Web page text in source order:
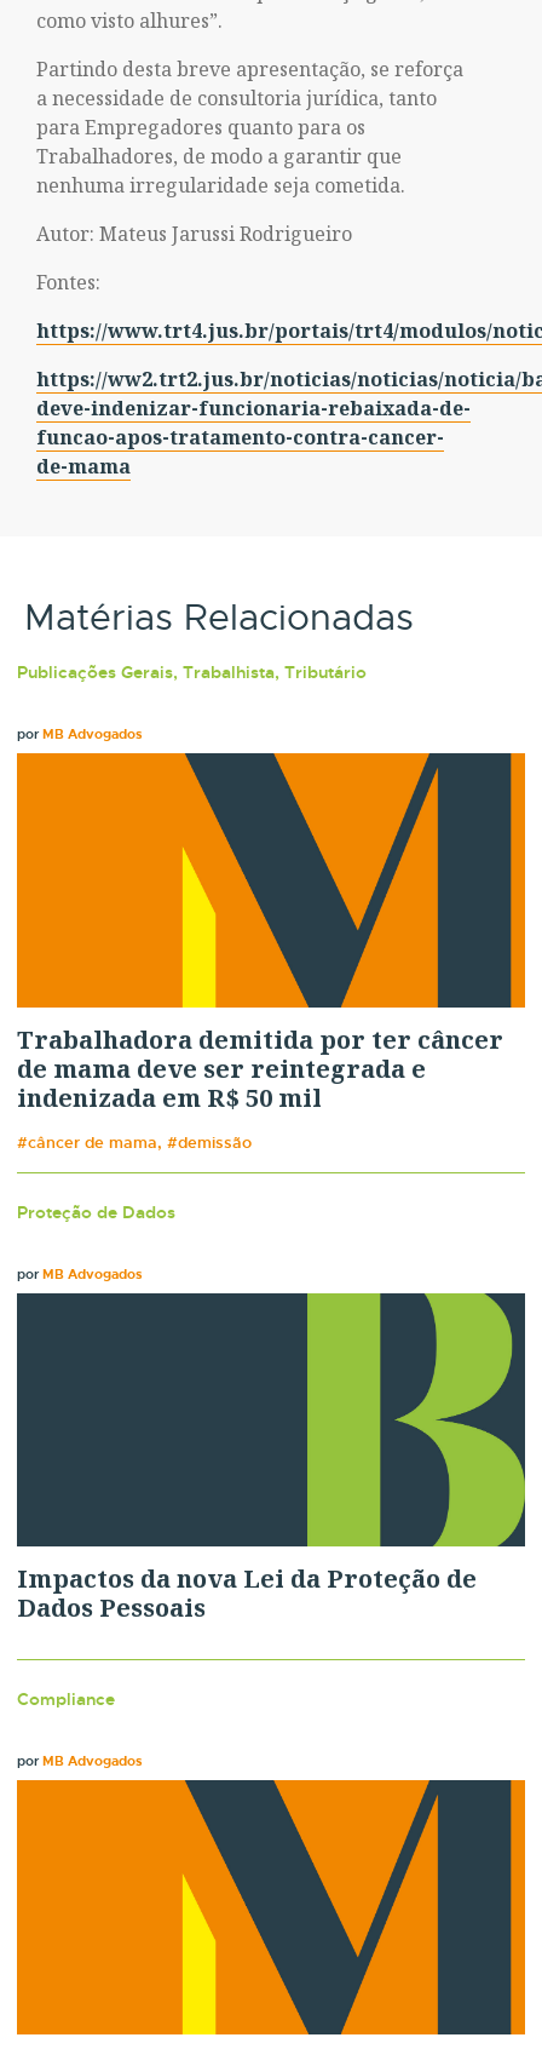
como visto alhures”.
Partindo desta breve apresentação, se reforça
a necessidade de consultoria jurídica, tanto
para Empregadores quanto para os
Trabalhadores, de modo a garantir que
nenhuma irregularidade seja cometida.
Autor: Mateus Jarussi Rodrigueiro
Fontes:
https://www.trt4.jus.br/portais/trt4/modulos/
https://ww2.trt2.jus.br/noticias/noticias/noticia/
deve-indenizar-funcionaria-rebaixada-de-
funcao-apos-tratamento-contra-cancer-
de-mama
Matérias Relacionadas
Publicações Gerais, Trabalhista, Tributário
porMB Advogados
Trabalhadora demitida por ter câncer
de mama deve ser reintegrada e
indenizada em R$ 50 mil
#câncer de mama, #demissão
Proteção de Dados
porMB Advogados
Impactos da nova Lei da Proteção de
Dados Pessoais
Compliance
porMB Advogados